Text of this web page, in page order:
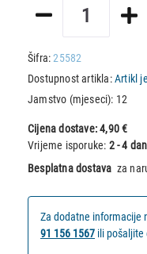
Šifra:25582
Dostupnost artikla:Artikl
Jamstvo (mjeseci): 12
Cijena dostave:4,90 €
Vrijeme isporuke: 2 - 4
Besplatna dostava za
Za dodatne informacije
91 156 1567 ili pošaljite